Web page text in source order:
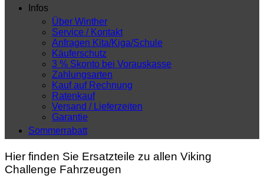
Infos
Über Winther
Service / Kontakt
Anfragen Kita/Kiga/Schule
Käuferschutz
3 % Skonto bei Vorauskasse
Zahlungsarten
Kauf auf Rechnung
Ratenkauf
Versand / Lieferzeiten
Garantie
Sommerrabatt
Hier finden Sie Ersatzteile zu allen Viking
Challenge Fahrzeugen